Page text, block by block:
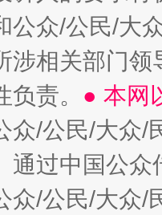
公众/公民/大
涉相关部门
责。 ● 本网
众/公民/大众
通过中国公
众/公民/大众